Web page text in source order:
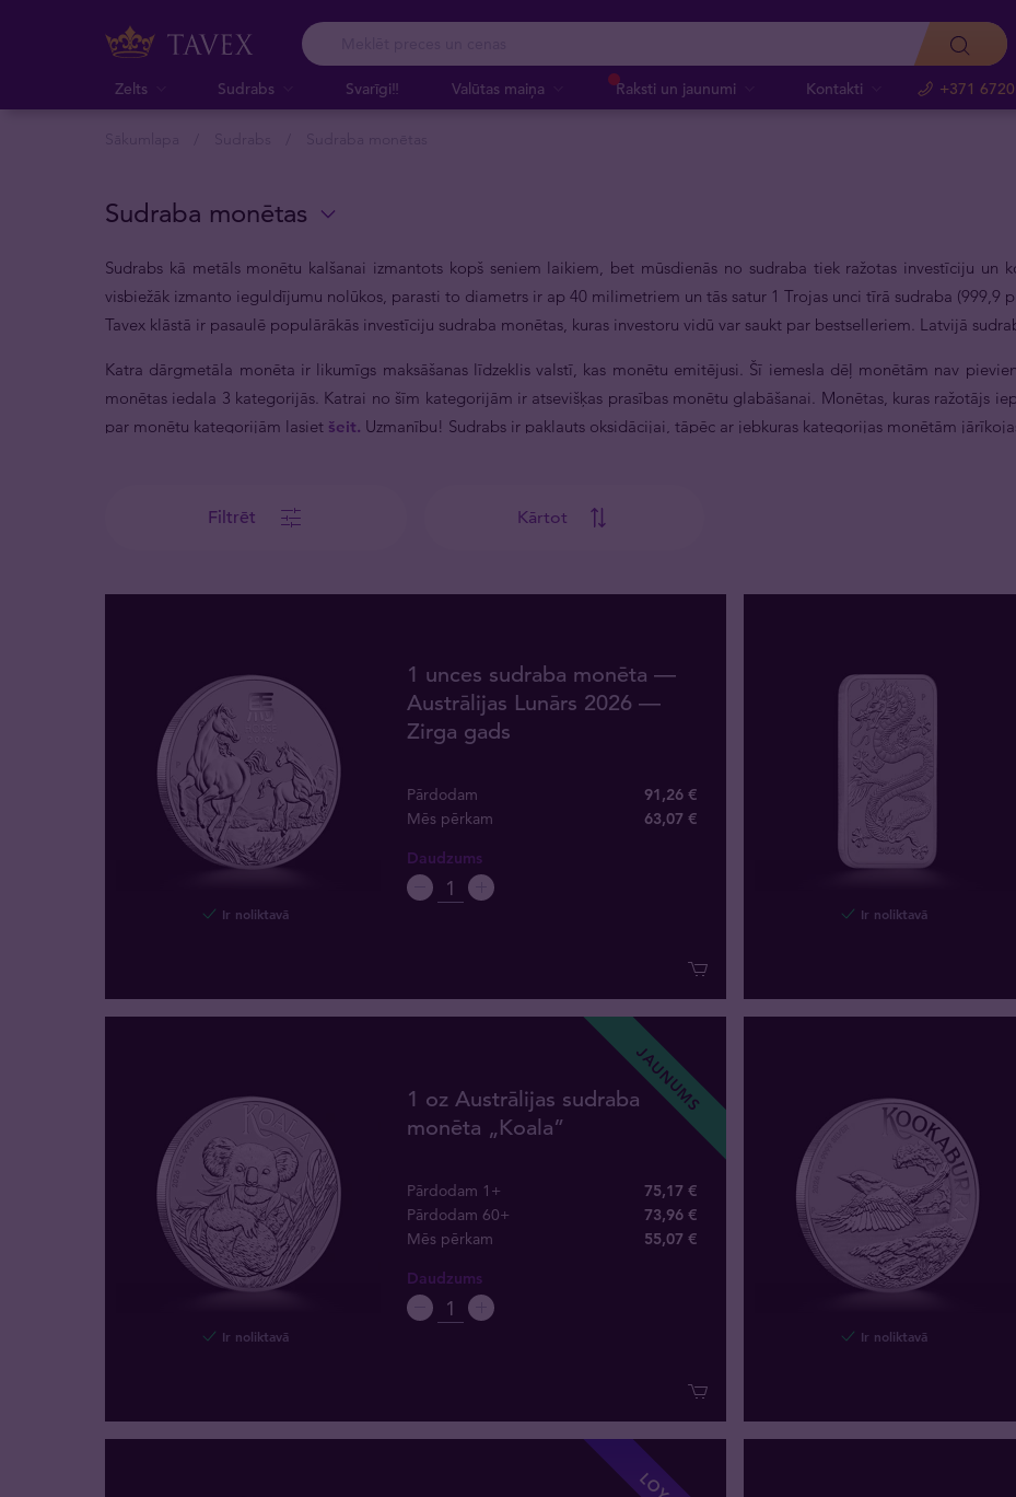
Zelts Sudrabs Svarīgi‼️ Valūtas maiņa Raksti un jaunumi Kontakti +371
Sudraba monētas
Sudrabs kā metāls monētu kalšanai izmantots kopš seniem laikiem, bet mūsdienās no sudraba tiek ražotas investīciju un
visbiežāk izmanto ieguldījumu nolūkos, parasti to diametrs ir ap 40 milimetriem un tās satur 1 Trojas unci tīrā sudraba (999,9
Tavex klāstā ir pasaulē populārākās investīciju sudraba monētas, kuras investoru vidū var saukt par bestselleriem. Latvijā
Katra dārgmetāla monēta ir likumīgs maksāšanas līdzeklis valstī, kas monētu emitējusi. Šī iemesla dēļ monētām nav
monētas iedala 3 kategorijās. Katrai no šīm kategorijām ir atsevišķas prasības monētu glabāšanai. Monētas, kuras ražotājs
par monētu kategorijām lasiet šeit. Uzmanību! Sudrabs ir pakļauts oksidācijai, tāpēc ar jebkuras kategorijas monētām
Filtrēt Kārtot
Ir noliktavā
1 unces sudraba monēta —
Austrālijas Lunārs 2026 —
Zirga gads
Pārdodam
91,26 €
Mēs pērkam
63,07 €
Daudzums
Ir noliktavā
JAUNUMS
Ir noliktavā
1 oz Austrālijas sudraba
monēta „Koala”
Pārdodam 1+
75,17 €
Pārdodam 60+
73,96 €
Mēs pērkam
55,07 €
Daudzums
Ir noliktavā